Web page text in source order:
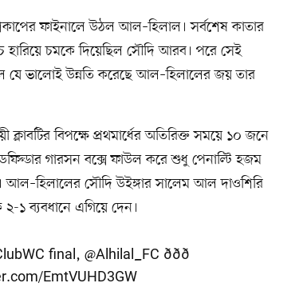
ফাইনালে উঠল আল–হিলাল। সর্বশেষ কাতার
হারিয়ে চমকে দিয়েছিল সৌদি আরব। পরে সেই
যে ভালোই উন্নতি করেছে আল–হিলালের জয় তার
ক্লাবটির বিপক্ষে প্রথমার্ধের অতিরিক্ত সময়ে ১০ জনে
গারসন বক্সে ফাউল করে শুধু পেনাল্টি হজম
আল–হিলালের সৌদি উইঙ্গার সালেম আল দাওশিরি
ব্যবধানে এগিয়ে দেন।
final, @Alhilal_FC ððð
EmtVUHD3GW